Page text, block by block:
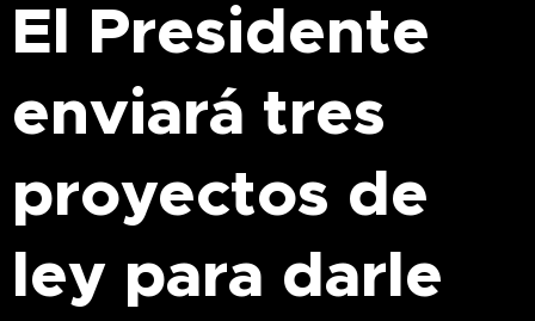
El Presidente
enviará tres
proyectos de
ley para darle